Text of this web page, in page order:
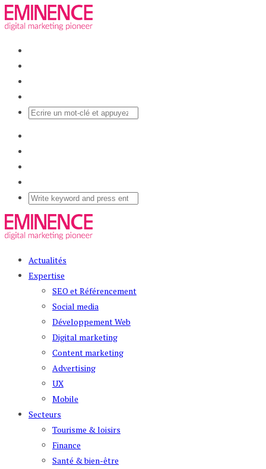
Actualités
Expertise
SEO et Référencement
Social media
Développement Web
Digital marketing
Content marketing
Advertising
UX
Mobile
Secteurs
Tourisme & loisirs
Finance
Santé & bien-être